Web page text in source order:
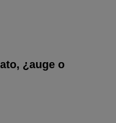
¿auge o